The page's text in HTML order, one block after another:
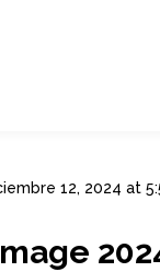
12, 2024 at